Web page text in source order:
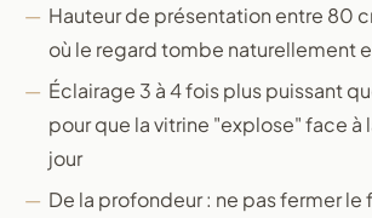
Hauteur de présentation entre 80
où le regard tombe naturellement
Éclairage 3 à 4 fois plus puissant
pour que la vitrine "explose" face à
jour
De la profondeur : ne pas fermer le